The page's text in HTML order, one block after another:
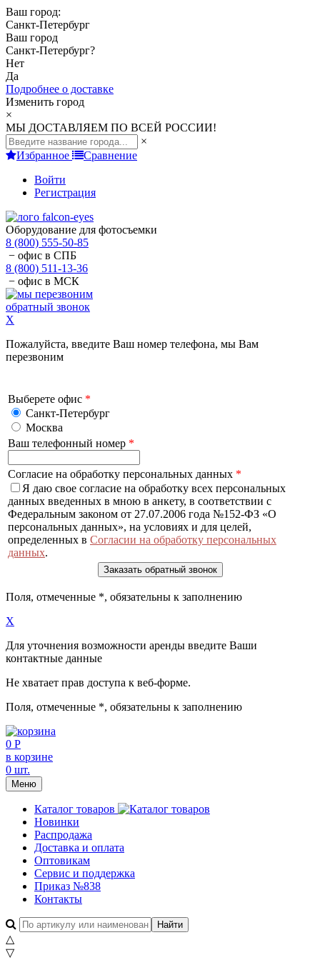
Ваш город:
Санкт-Петербург
Ваш город
Санкт-Петербург?
Нет
Да
Подробнее о доставке
Изменить город
×
МЫ ДОСТАВЛЯЕМ ПО ВСЕЙ РОССИИ!
×
Избранное
Сравнение
Войти
Регистрация
Оборудование для фотосъемки
8 (800) 555-50-85
− офис в СПБ
8 (800) 511-13-36
− офис в МСК
обратный звонок
X
Пожалуйста, введите Ваш номер телефона, мы Вам
перезвоним
Выберете офис *
Санкт-Петербург
Москва
Ваш телефонный номер *
Согласие на обработку персональных данных *
Я даю свое согласие на обработку всех персональных
данных введенных в мною в анкету, в соответствии с
Федеральным законом от 27.07.2006 года №152-ФЗ «О
персональных данных», на условиях и для целей,
определенных в Согласии на обработку персональных
данных.
Поля, отмеченные *, обязательны к заполнению
X
Для уточнения возможности аренды введите Ваши
контактные данные
Не хватает прав доступа к веб-форме.
Поля, отмеченные *, обязательны к заполнению
0 Р
в корзине
0 шт.
Меню
Каталог товаров
Новинки
Распродажа
Доставка и оплата
Оптовикам
Сервис и поддержка
Приказ №838
Контакты
△
▽